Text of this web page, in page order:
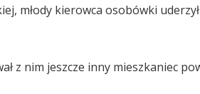
młody kierowca osobówki
z nim jeszcze inny mieszkaniec